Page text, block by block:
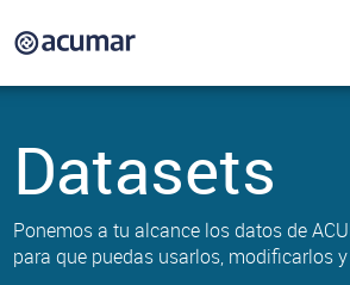
Datasets
Ponemos a tu alcance los datos de
para que puedas usarlos, modificarlos